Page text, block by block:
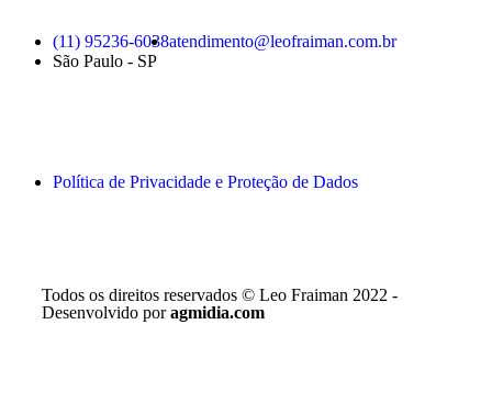
(11) 95236-6038atendimento@leofraiman.com.br
São Paulo - SP
Política de Privacidade e Proteção de Dados
Todos os direitos reservados © Leo Fraiman 2022 -
Desenvolvido poragmidia.com